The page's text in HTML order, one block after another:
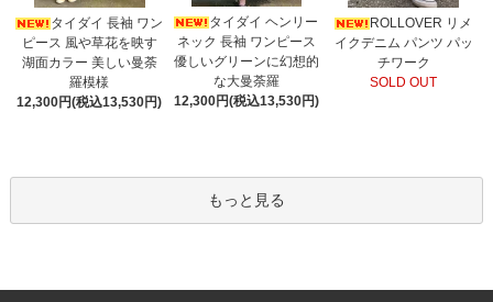
タイダイ 長袖 ワン
ピース 風や草花を映す
湖面カラー 美しい曼荼
羅模様
12,300円(税込13,530円)
タイダイ ヘンリー
ネック 長袖 ワンピース
優しいグリーンに幻想的
な大曼荼羅
12,300円(税込13,530円)
ROLLOVER リメ
イクデニム パンツ パッ
チワーク
SOLD OUT
もっと見る